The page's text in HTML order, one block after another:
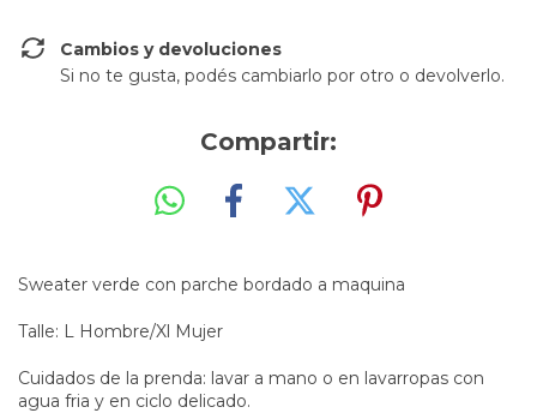
Cambios y devoluciones
Si no te gusta, podés cambiarlo por otro o devolverlo.
Compartir:
Sweater verde con parche bordado a maquina
Talle: L Hombre/Xl Mujer
Cuidados de la prenda: lavar a mano o en lavarropas con
agua fria y en ciclo delicado.